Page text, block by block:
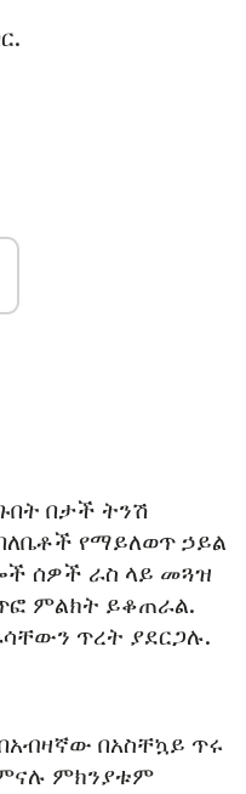
በታች ትንሽ
የማይለወጥ ኃይል
ሰዎች ራስ ላይ መጓዝ
ምልክት ይቆጠራል.
ጥረት ያደርጋሉ.
በአስቸኳይ ጥሩ
ምክንያቱም